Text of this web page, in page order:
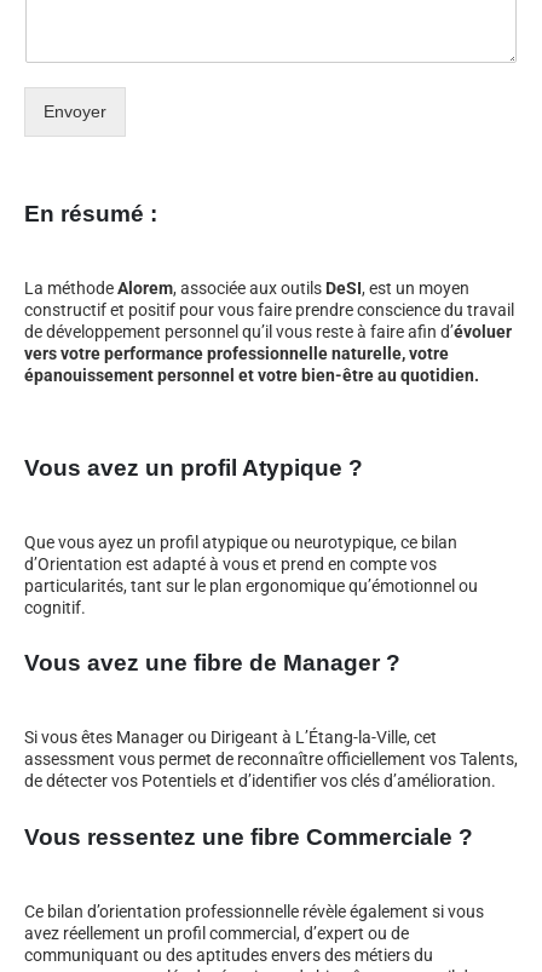
Envoyer
En résumé :
La méthodeAlorem, associée aux outils DeSI, est un moyen
constructif et positif pour vous faire prendre conscience du travail
de développement personnel qu’il vous reste à faire afin d’évoluer
vers votre performance professionnelle naturelle, votre
épanouissement personnel et votre bien-être au quotidien.
Vous avez un profil Atypique ?
Que vous ayez un profil atypique ou neurotypique, ce bilan
d’Orientation est adapté à vous et prend en compte vos
particularités, tant sur le plan ergonomique qu’émotionnel ou
cognitif.
Vous avez une fibre de Manager ?
Si vous êtes Manager ou Dirigeant à L’Étang-la-Ville, cet
assessment vous permet de reconnaître officiellement vos Talents,
de détecter vos Potentiels et d’identifier vos clés d’amélioration.
Vous ressentez une fibre Commerciale ?
Ce bilan d’orientation professionnelle révèle également si vous
avez réellement un profil commercial, d’expert ou de
communiquant ou des aptitudes envers des métiers du